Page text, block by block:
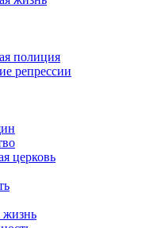
полиция
репрессии
церковь
жизнь